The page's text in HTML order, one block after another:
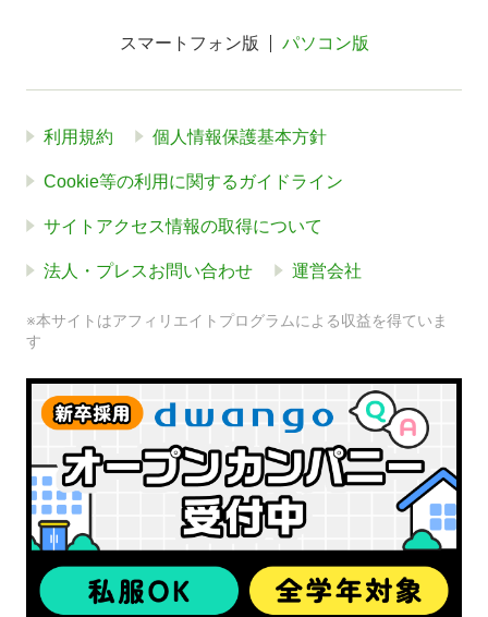
スマートフォン版 パソコン版
利用規約 個人情報保護基本方針
Cookie等の利用に関するガイドライン
サイトアクセス情報の取得について
法人・プレスお問い合わせ 運営会社
※本サイトはアフィリエイトプログラムによる収益を得ていま
す